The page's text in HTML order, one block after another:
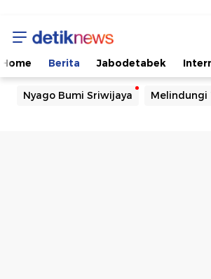
Home Berita Jabodetabek
Nyago Bumi Sriwijaya Melindungi